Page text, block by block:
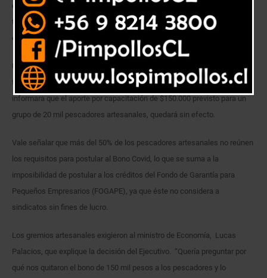
que establecía la entrega de $150 mil pesos a cerca de 20 mil
trabajadores a lo largo del país, pues no estarían incluidos en ninguno
de los beneficios para enfrentar a pandemia.
Un panorama bastante sombrío afecta a los pescadores artesanales de
todo el país, luego que el subsecretario de Pesca, Román Zelaya,
informara que el aporte por capacitación de $150.000 previsto para un
grupo de 20 mil pescadores artesanales, quedará sin efecto.
Vale señalar que más del 50% de los pescadores artesanales no reúnen
los requisitos para postular al Bono Covid, lo que se suma a la
imposibilidad de postular a los créditos del Fondo de Garantía para
Pequeños Empresarios (FOGAPE), ya que éste no considera a
sindicatos sin fines de lucro.
Los gremios artesanales exigieron al ministro de Economía, Lucas
Palacios, que explique la decisión del Ejecutivo. “Quería preguntar por
qué nos quitaron el bono de 150 mil pesos a los pescadores y lo